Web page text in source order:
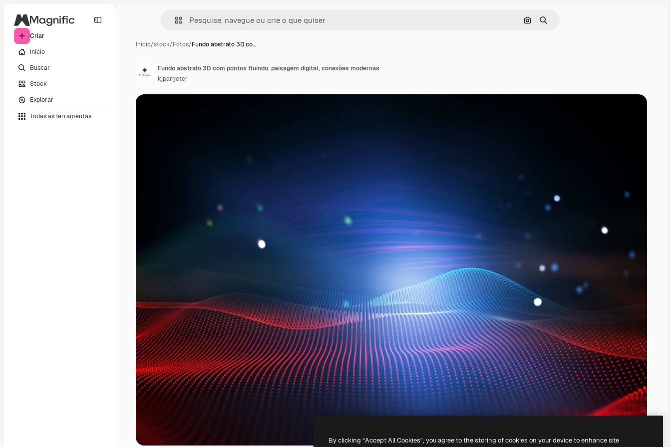
Criar
Início
Buscar
Stock
Explorar
Todas as ferramentas
Pesquisar por imagem
Buscar
Início/stock/Fotos/Fundo abstrato 3D co…
Fundo abstrato 3D com pontos fluindo, paisagem digital, conexões modernas
kjpargeter
By clicking “Accept All Cookies”, you agree to the storing of cookies on your device to enhance site